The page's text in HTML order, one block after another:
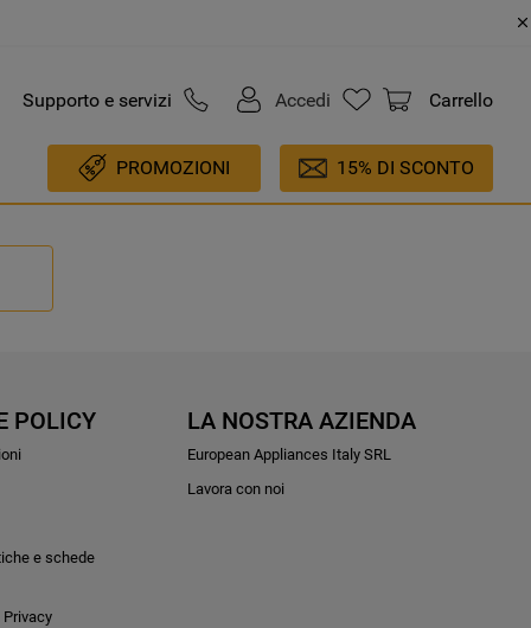
Supporto e servizi Accedi Carrello
PROMOZIONI 15% DI SCONTO
POLICY
e schede
LA NOSTRA AZIENDA
European Appliances Italy SRL
Lavora con noi